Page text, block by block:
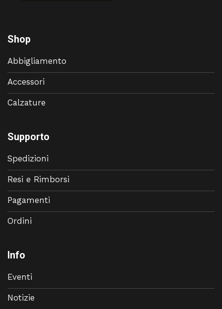
Shop
Abbigliamento
Accessori
Calzature
Supporto
Spedizioni
Resi e Rimborsi
Pagamenti
Ordini
Info
Eventi
Notizie